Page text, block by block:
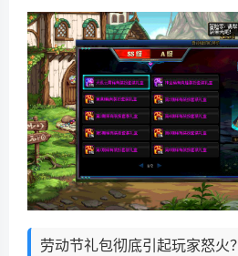
劳动节礼包彻底引起玩家怒火？